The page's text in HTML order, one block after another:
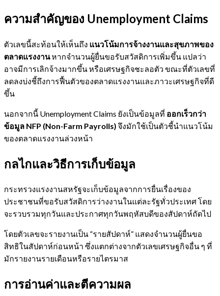
ความสำคัญของ Unemployment Claims
ตัวเลขนี้สะท้อนให้เห็นถึง แนวโน้มการจ้างงานและสุขภาพของ
ตลาดแรงงานหากจำนวนผู้ยื่นขอรับสวัสดิการเพิ่มขึ้น แปลว่า
อาจมีการเลิกจ้างมากขึ้น หรือเศรษฐกิจชะลอตัว ขณะที่ตัวเลขที่
ลดลงบ่งชี้ถึงการฟื้นตัวของตลาดแรงงานและภาวะเศรษฐกิจที่ดี
ขึ้น
นอกจากนี้ Unemployment Claims ยังเป็นข้อมูลที่ ออกเร็วกว่า
ข้อมูล NFP (Non-Farm Payrolls) จึงมักใช้เป็นตัวชี้นำแนวโน้ม
ของตลาดแรงงานล่วงหน้า
กลไกและวิธีการเก็บข้อมูล
กระทรวงแรงงานสหรัฐจะเก็บข้อมูลจากการยื่นเรื่องของ
ประชาชนที่ขอรับสวัสดิการว่างงานในแต่ละรัฐทั่วประเทศ โดย
จะรวบรวมทุกวันและประกาศทุกวันพฤหัสบดีของสัปดาห์ถัดไป
โดยตัวเลขจะรายงานเป็น “รายสัปดาห์” แสดงจำนวนผู้ยื่นขอ
สิทธิในสัปดาห์ก่อนหน้า ซึ่งแตกต่างจากตัวเลขเศรษฐกิจอื่น ๆ ที่
มักรายงานรายเดือนหรือรายไตรมาส
การอ่านค่าและตีความผล